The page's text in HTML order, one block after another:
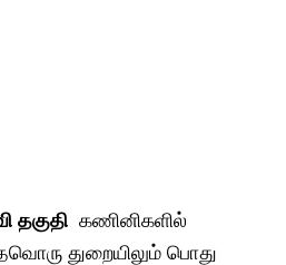
தகுதி கணினிகளில்
துறையிலும் பொது